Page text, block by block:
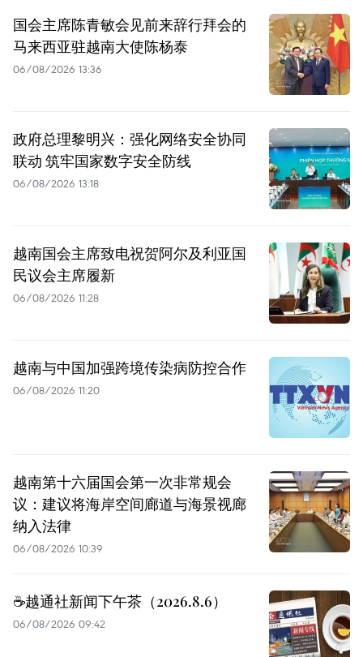
国会主席陈青敏会见前来辞行拜会的
马来西亚驻越南大使陈杨泰
06/08/2026 13:36
政府总理黎明兴：强化网络安全协同
联动 筑牢国家数字安全防线
06/08/2026 13:18
越南国会主席致电祝贺阿尔及利亚国
民议会主席履新
06/08/2026 11:28
越南与中国加强跨境传染病防控合作
06/08/2026 11:20
越南第十六届国会第一次非常规会
议：建议将海岸空间廊道与海景视廊
纳入法律
06/08/2026 10:39
☕️越通社新闻下午茶（2026.8.6）
06/08/2026 09:42